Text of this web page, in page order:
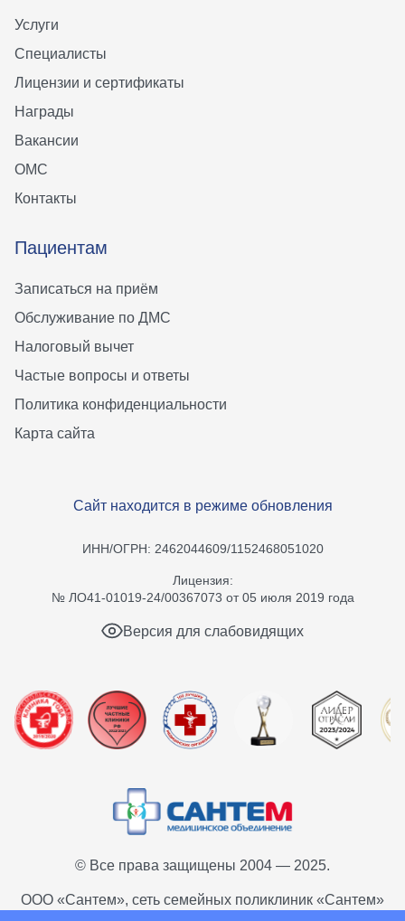
Услуги
Специалисты
Лицензии и сертификаты
Награды
Вакансии
ОМС
Контакты
Пациентам
Записаться на приём
Обслуживание по ДМС
Налоговый вычет
Частые вопросы и ответы
Политика конфиденциальности
Карта сайта
Сайт находится в режиме обновления
ИНН/ОГРН: 2462044609/1152468051020
Лицензия:
№ ЛО41-01019-24/00367073 от 05 июля 2019 года
Версия для слабовидящих
© Все права защищены 2004 — 2025.
ООО «Сантем», сеть семейных поликлиник «Сантем»